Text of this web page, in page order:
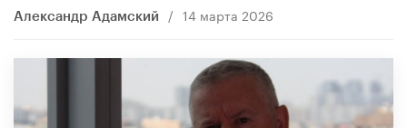
Александр Адамский / 14 марта 2026